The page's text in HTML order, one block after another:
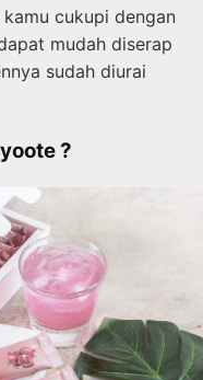
cukupi dengan
mudah diserap
sudah diurai
?​